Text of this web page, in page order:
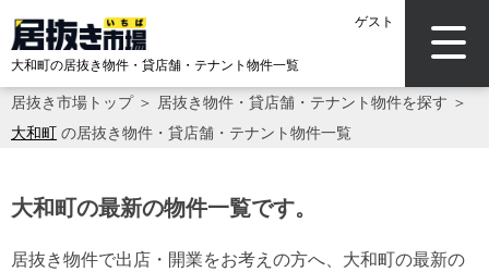
ゲスト
大和町の居抜き物件・貸店舗・テナント物件一覧
居抜き市場トップ＞ 居抜き物件・貸店舗・テナント物件を探す ＞
大和町 の居抜き物件・貸店舗・テナント物件一覧
大和町の最新の物件一覧です。
居抜き物件で出店・開業をお考えの方へ、大和町の最新の